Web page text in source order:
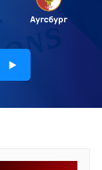
Аугсбург